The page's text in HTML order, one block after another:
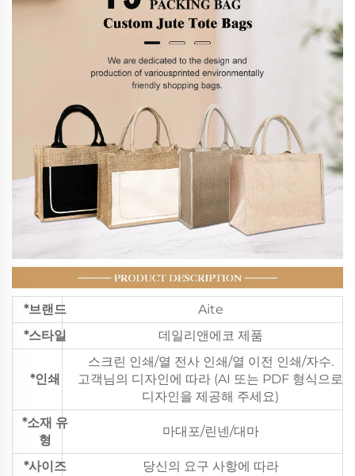
*브랜드
Aite
*스타일
데일리앤에코 제품
*인쇄
스크린 인쇄/열 전사 인쇄/열 이전 인쇄/자수.
고객님의 디자인에 따라 (AI 또는 PDF 형식으로
디자인을 제공해 주세요)
*소재 유
형
마대포/린넨/대마
*사이즈
당신의 요구 사항에 따라